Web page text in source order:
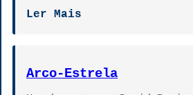
Ler Mais
Arco-Estrela